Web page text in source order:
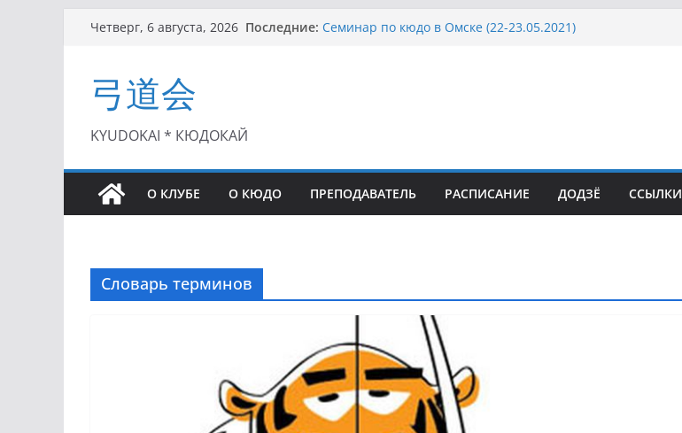
Перейти
Четверг, 6 августа, 2026 Последние: Семинар по кюдо в Омске (22-23.05.2021)
弓道会
KYUDOKAI * КЮДОКАЙ
О КЛУБЕ О КЮДО ПРЕПОДАВАТЕЛЬ РАСПИСАНИЕ ДОДЗЁ ССЫЛКИ
Словарь терминов